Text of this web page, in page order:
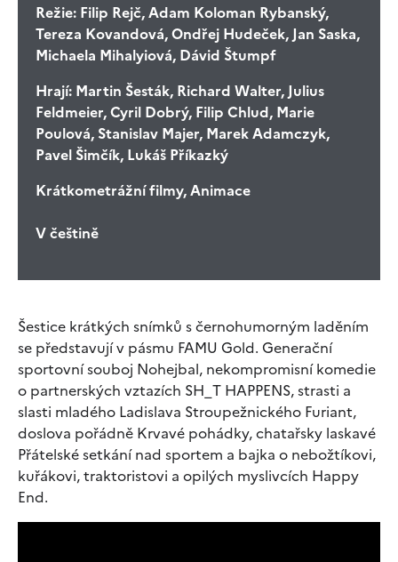
Režie: Filip Rejč, Adam Koloman Rybanský,
Tereza Kovandová, Ondřej Hudeček, Jan Saska,
Michaela Mihalyiová, Dávid Štumpf
Hrají: Martin Šesták, Richard Walter, Julius
Feldmeier, Cyril Dobrý, Filip Chlud, Marie
Poulová, Stanislav Majer, Marek Adamczyk,
Pavel Šimčík, Lukáš Příkazký
Krátkometrážní filmy, Animace
V češtině
Šestice krátkých snímků s černohumorným laděním
se představují v pásmu FAMU Gold. Generační
sportovní souboj Nohejbal, nekompromisní komedie
o partnerských vztazích SH_T HAPPENS, strasti a
slasti mladého Ladislava Stroupežnického Furiant,
doslova pořádně Krvavé pohádky, chatařsky laskavé
Přátelské setkání nad sportem a bajka o nebožtíkovi,
kuřákovi, traktoristovi a opilých myslivcích Happy
End.